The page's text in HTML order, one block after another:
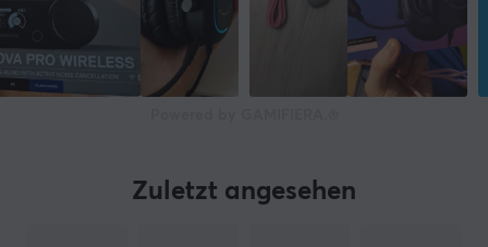
Zuletzt angesehen